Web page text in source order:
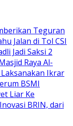
Teguran
Jalan di Tol CSI
Jadi Saksi 2
Raya Al-
Ikrar
BSMI
Liar Ke
BRIN, dari